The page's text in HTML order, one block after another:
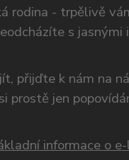
rodina - trpělivě
s jasnými
přijďte k nám na
prostě jen
informace o